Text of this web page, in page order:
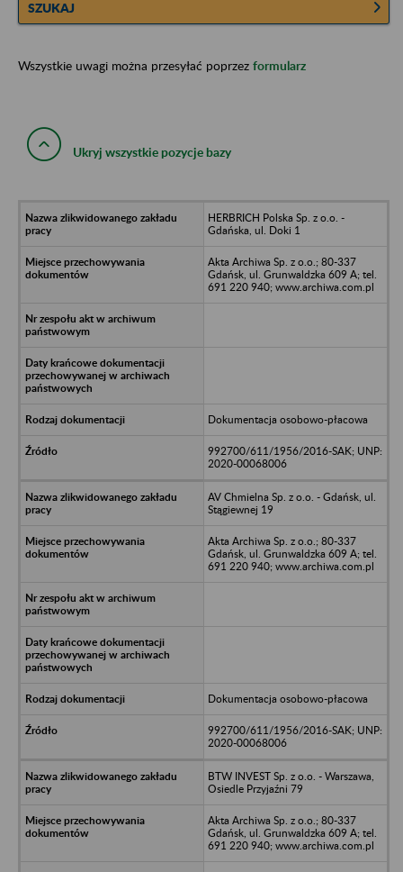
SZUKAJ
Wszystkie uwagi można przesyłać poprzez formularz
Ukryj wszystkie pozycje bazy
HERBRICH Polska Sp. z o.o. -
Gdańska, ul. Doki 1
Akta Archiwa Sp. z o.o.; 80-337
Gdańsk, ul. Grunwaldzka 609 A; tel.
691 220 940; www.archiwa.com.pl
Dokumentacja osobowo-płacowa
992700/611/1956/2016-SAK; UNP:
2020-00068006
AV Chmielna Sp. z o.o. - Gdańsk, ul.
Stągiewnej 19
Akta Archiwa Sp. z o.o.; 80-337
Gdańsk, ul. Grunwaldzka 609 A; tel.
691 220 940; www.archiwa.com.pl
Dokumentacja osobowo-płacowa
992700/611/1956/2016-SAK; UNP:
2020-00068006
BTW INVEST Sp. z o.o. - Warszawa,
Osiedle Przyjaźni 79
Akta Archiwa Sp. z o.o.; 80-337
Gdańsk, ul. Grunwaldzka 609 A; tel.
691 220 940; www.archiwa.com.pl